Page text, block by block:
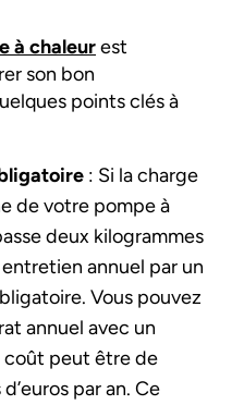
à chaleurest
son bon
points clés à
: Si la charge
de votre pompe à
deux kilogrammes
annuel par un
Vous pouvez
annuel avec un
coût peut être de
par an. Ce